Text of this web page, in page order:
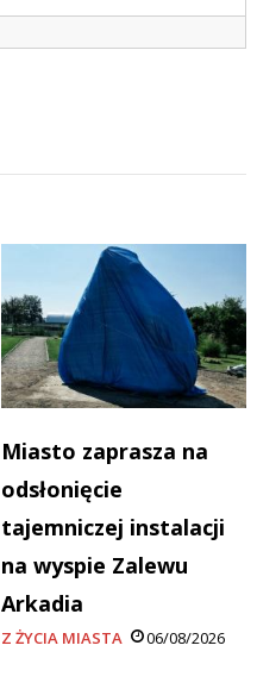
Miasto zaprasza na
odsłonięcie
tajemniczej instalacji
na wyspie Zalewu
Arkadia
Z ŻYCIA MIASTA 06/08/2026